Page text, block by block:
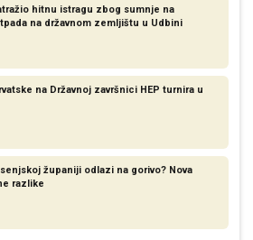
hitnu istragu zbog sumnje na
na državnom zemljištu u Udbini
na Državnoj završnici HEP turnira u
županiji odlazi na gorivo? Nova
razlike​